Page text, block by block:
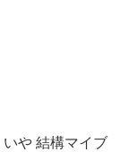
や 結構マイブ